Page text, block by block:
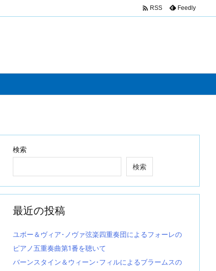
 RSS Feedly
検索
検索
最近の投稿
ユボー＆ヴィア･ノヴァ弦楽四重奏団によるフォーレの
ピアノ五重奏曲第1番を聴いて
バーンスタイン＆ウィーン･フィルによるブラームスの